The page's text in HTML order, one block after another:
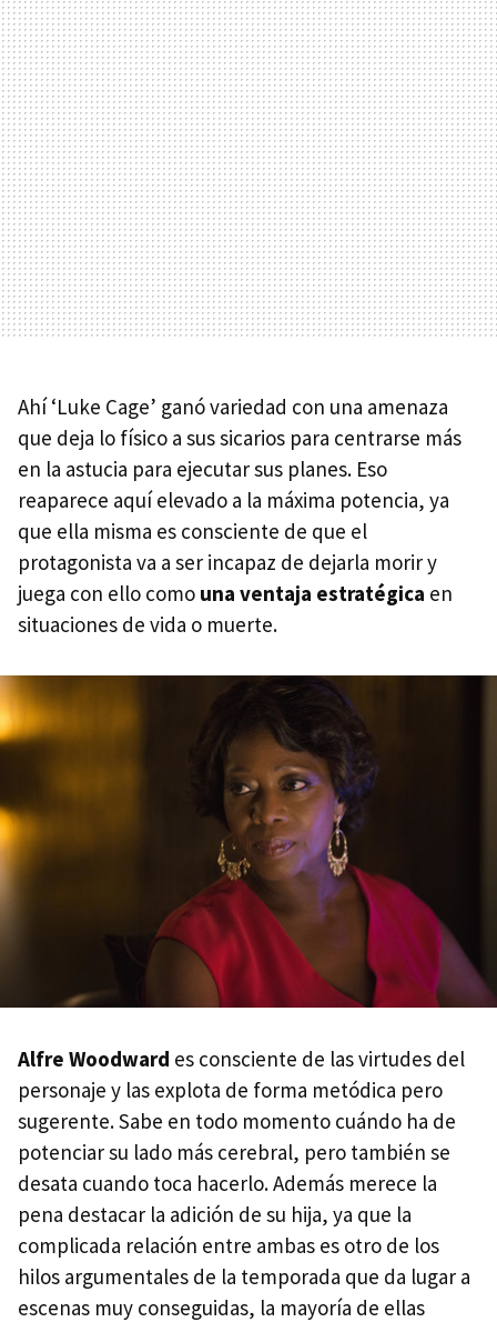
Ahí ‘Luke Cage’ ganó variedad con una amenaza
que deja lo físico a sus sicarios para centrarse más
en la astucia para ejecutar sus planes. Eso
reaparece aquí elevado a la máxima potencia, ya
que ella misma es consciente de que el
protagonista va a ser incapaz de dejarla morir y
juega con ello como una ventaja estratégica en
situaciones de vida o muerte.
Alfre Woodward es consciente de las virtudes del
personaje y las explota de forma metódica pero
sugerente. Sabe en todo momento cuándo ha de
potenciar su lado más cerebral, pero también se
desata cuando toca hacerlo. Además merece la
pena destacar la adición de su hija, ya que la
complicada relación entre ambas es otro de los
hilos argumentales de la temporada que da lugar a
escenas muy conseguidas, la mayoría de ellas